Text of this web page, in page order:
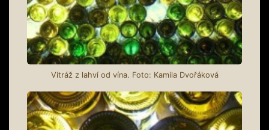
Vitráž z lahví od vína. Foto: Kamila Dvořáková